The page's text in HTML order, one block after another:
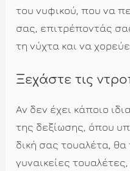
του νυφικού, που να
σας, επιτρέποντάς
τη νύχτα και να
Ξεχάστε τις
Αν δεν έχει κάποιο
της δεξίωσης, όπου
δική σας τουαλέτα,
γυναικείες